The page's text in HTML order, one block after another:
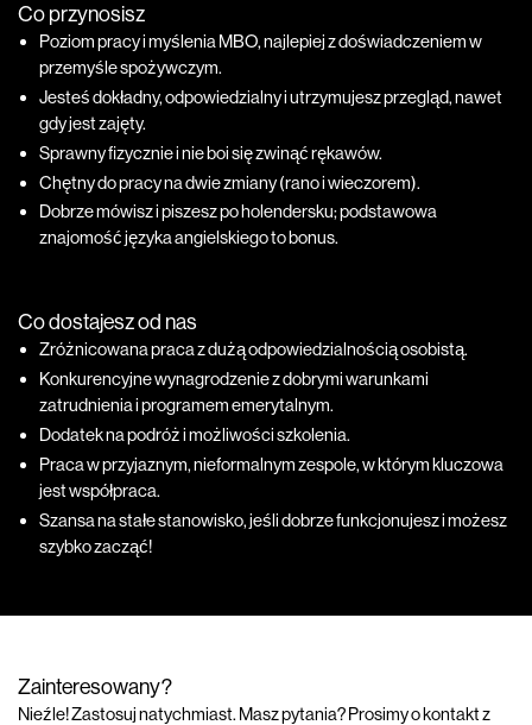
Co przynosisz
Poziom pracy i myślenia MBO, najlepiej z doświadczeniem w
przemyśle spożywczym.
Jesteś dokładny, odpowiedzialny i utrzymujesz przegląd, nawet
gdy jest zajęty.
Sprawny fizycznie i nie boi się zwinąć rękawów.
Chętny do pracy na dwie zmiany (rano i wieczorem).
Dobrze mówisz i piszesz po holendersku; podstawowa
znajomość języka angielskiego to bonus.
Co dostajesz od nas
Zróżnicowana praca z dużą odpowiedzialnością osobistą.
Konkurencyjne wynagrodzenie z dobrymi warunkami
zatrudnienia i programem emerytalnym.
Dodatek na podróż i możliwości szkolenia.
Praca w przyjaznym, nieformalnym zespole, w którym kluczowa
jest współpraca.
Szansa na stałe stanowisko, jeśli dobrze funkcjonujesz i możesz
szybko zacząć!
Zainteresowany?
Nieźle! Zastosuj natychmiast. Masz pytania? Prosimy o kontakt z